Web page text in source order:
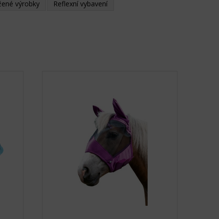
výrobky
Reflexní vybavení